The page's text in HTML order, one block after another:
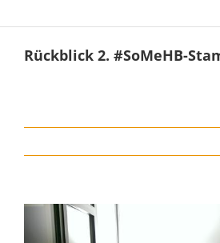
Rückblick 2. #SoMeHB-
grösseres